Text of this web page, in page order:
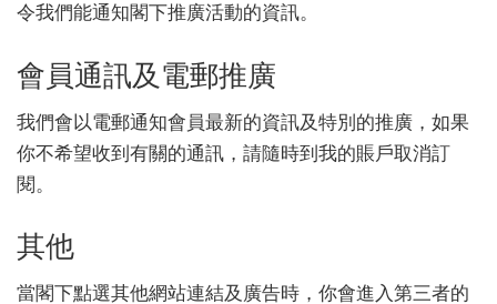
令我們能通知閣下推廣活動的資訊。
會員通訊及電郵推廣
我們會以電郵通知會員最新的資訊及特別的推廣，如果
你不希望收到有關的通訊，請隨時到我的賬戶取消訂
閱。
其他
當閣下點選其他網站連結及廣告時，你會進入第三者的